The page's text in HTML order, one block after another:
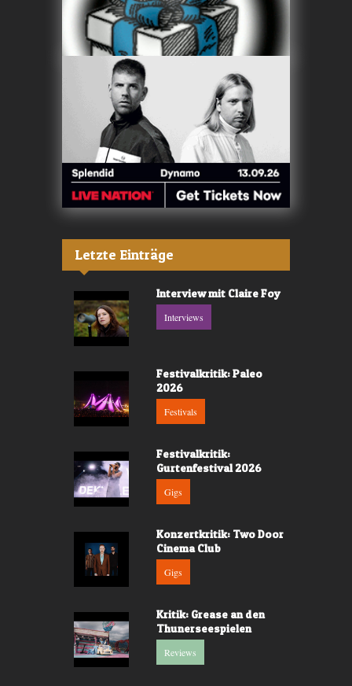
Letzte Einträge
Interview mit Claire Foy
Interviews
Festivalkritik: Paleo
2026
Festivals
Festivalkritik:
Gurtenfestival 2026
Gigs
Konzertkritik: Two Door
Cinema Club
Gigs
Kritik: Grease an den
Thunerseespielen
Reviews